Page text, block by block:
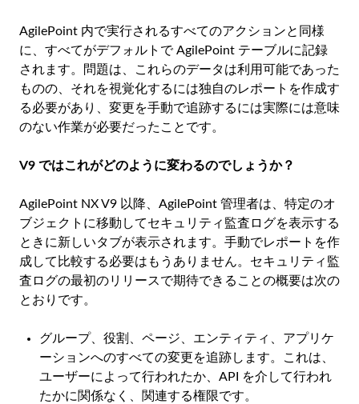
AgilePoint 内で実行されるすべてのアクションと同様
に、すべてがデフォルトで AgilePoint テーブルに記録
されます。問題は、これらのデータは利用可能であった
ものの、それを視覚化するには独自のレポートを作成す
る必要があり、変更を手動で追跡するには実際には意味
のない作業が必要だったことです。
V9 ではこれがどのように変わるのでしょうか？
AgilePoint NX V9 以降、AgilePoint 管理者は、特定のオ
ブジェクトに移動してセキュリティ監査ログを表示する
ときに新しいタブが表示されます。手動でレポートを作
成して比較する必要はもうありません。セキュリティ監
査ログの最初のリリースで期待できることの概要は次の
とおりです。
グループ、役割、ページ、エンティティ、アプリケ
ーションへのすべての変更を追跡します。これは、
ユーザーによって行われたか、API を介して行われ
たかに関係なく、関連する権限です。